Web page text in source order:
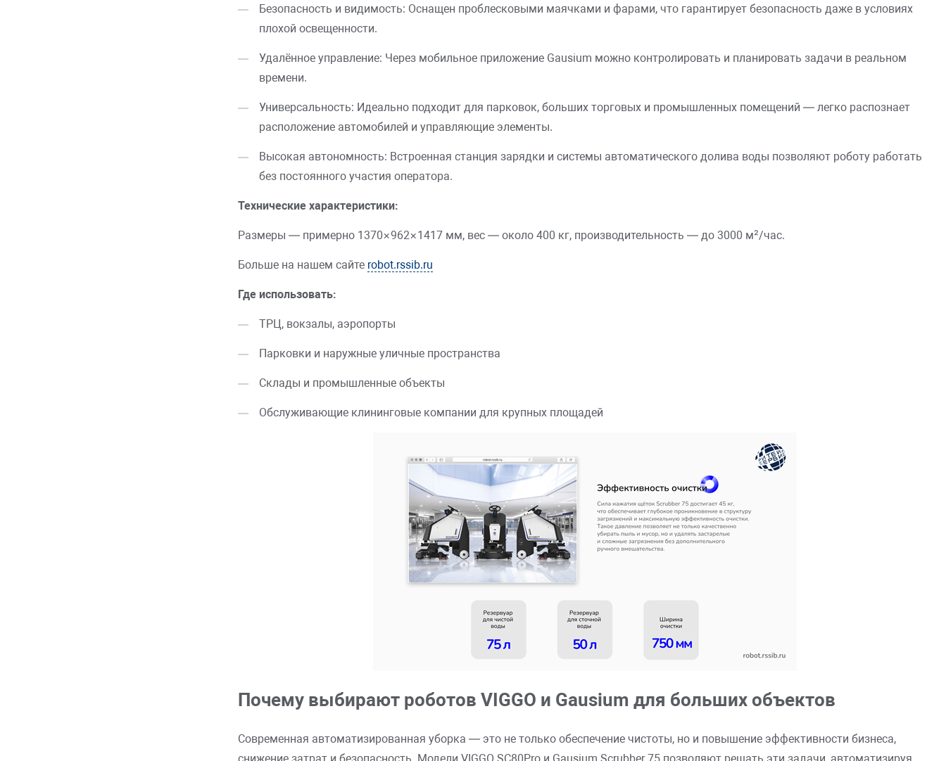
Безопасность и видимость: Оснащен проблесковыми маячками и фарами, что гарантирует безопасность даже в условиях
плохой освещенности.
Удалённое управление: Через мобильное приложение Gausium можно контролировать и планировать задачи в реальном
времени.
Универсальность: Идеально подходит для парковок, больших торговых и промышленных помещений — легко распознает
расположение автомобилей и управляющие элементы.
Высокая автономность: Встроенная станция зарядки и системы автоматического долива воды позволяют роботу работать
без постоянного участия оператора.
Технические характеристики:
Размеры — примерно 1370×962×1417 мм, вес — около 400 кг, производительность — до 3000 м²/час.
Больше на нашем сайте robot.rssib.ru
Где использовать:
ТРЦ, вокзалы, аэропорты
Парковки и наружные уличные пространства
Склады и промышленные объекты
Обслуживающие клининговые компании для крупных площадей
Почему выбирают роботов VIGGO и Gausium для больших объектов
Современная автоматизированная уборка — это не только обеспечение чистоты, но и повышение эффективности бизнеса,